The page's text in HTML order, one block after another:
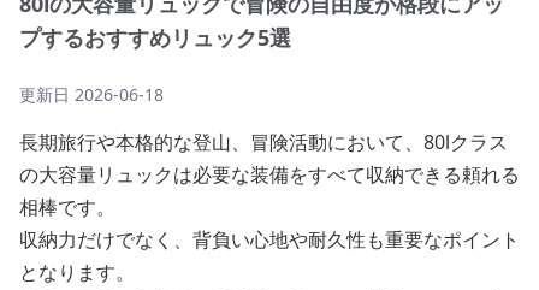
プするおすすめリュック5選
更新日 2026-06-18
長期旅行や本格的な登山、冒険活動において、80lクラス
の大容量リュックは必要な装備をすべて収納できる頼れる
相棒です。
収納力だけでなく、背負い心地や耐久性も重要なポイント
となります。